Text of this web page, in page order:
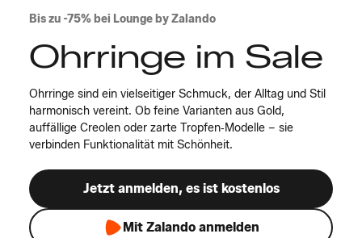
Bis zu -75% bei Lounge by Zalando
Ohrringe im Sale
Ohrringe sind ein vielseitiger Schmuck, der Alltag und Stil
harmonisch vereint. Ob feine Varianten aus Gold,
auffällige Creolen oder zarte Tropfen‑Modelle – sie
verbinden Funktionalität mit Schönheit.
Jetzt anmelden, es ist kostenlos
Mit Zalando anmelden